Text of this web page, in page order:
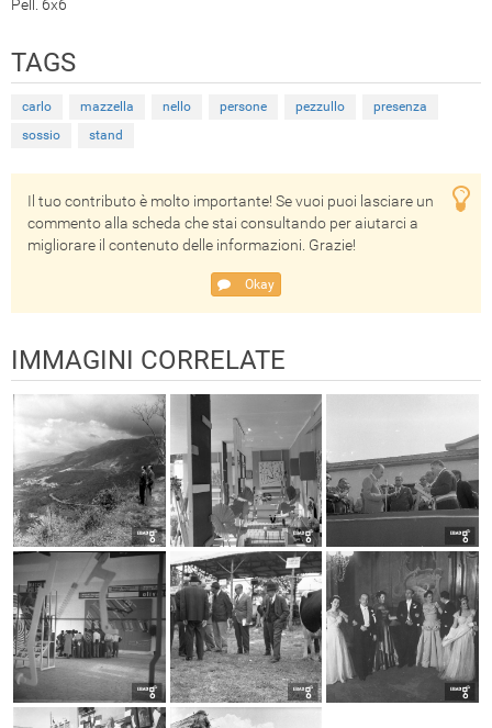
Pell. 6x6
TAGS
carlo mazzella nello persone pezzullo
presenza
sossio
stand
Il tuo contributo è molto importante! Se vuoi puoi lasciare un
commento alla scheda che stai consultando per aiutarci a
migliorare il contenuto delle informazioni. Grazie!
Okay
IMMAGINI CORRELATE